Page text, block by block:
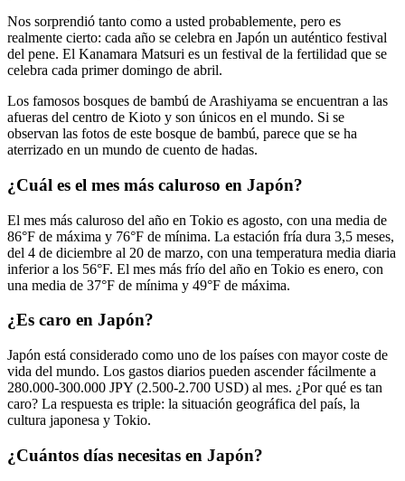
Nos sorprendió tanto como a usted probablemente, pero es
realmente cierto: cada año se celebra en Japón un auténtico festival
del pene. El Kanamara Matsuri es un festival de la fertilidad que se
celebra cada primer domingo de abril.
Los famosos bosques de bambú de Arashiyama se encuentran a las
afueras del centro de Kioto y son únicos en el mundo. Si se
observan las fotos de este bosque de bambú, parece que se ha
aterrizado en un mundo de cuento de hadas.
¿Cuál es el mes más caluroso en Japón?
El mes más caluroso del año en Tokio es agosto, con una media de
86°F de máxima y 76°F de mínima. La estación fría dura 3,5 meses,
del 4 de diciembre al 20 de marzo, con una temperatura media diaria
inferior a los 56°F. El mes más frío del año en Tokio es enero, con
una media de 37°F de mínima y 49°F de máxima.
¿Es caro en Japón?
Japón está considerado como uno de los países con mayor coste de
vida del mundo. Los gastos diarios pueden ascender fácilmente a
280.000-300.000 JPY (2.500-2.700 USD) al mes. ¿Por qué es tan
caro? La respuesta es triple: la situación geográfica del país, la
cultura japonesa y Tokio.
¿Cuántos días necesitas en Japón?